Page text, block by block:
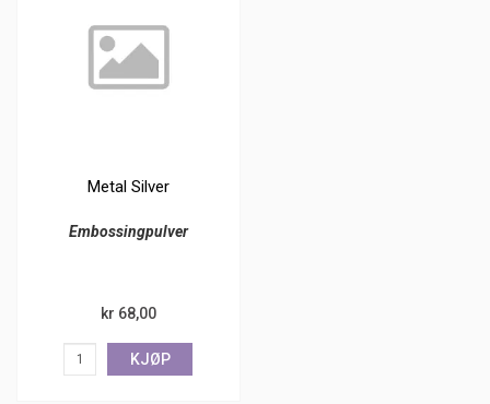
Metal Silver
Embossingpulver
kr 68,00
KJØP